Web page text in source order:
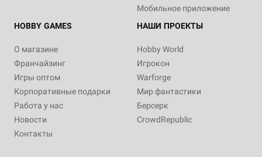
Мобильное приложение
HOBBY GAMES
О магазине
Франчайзинг
Игры оптом
Корпоративные подарки
Работа у нас
Новости
Контакты
НАШИ ПРОЕКТЫ
Hobby World
Игрокон
Warforge
Мир фантастики
Берсерк
CrowdRepublic